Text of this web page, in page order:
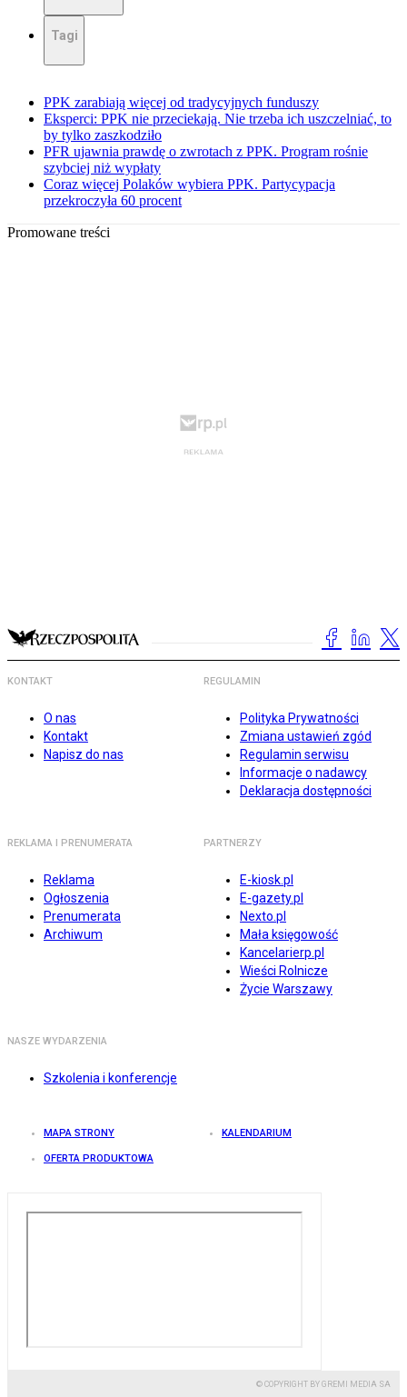
Tagi
PPK zarabiają więcej od tradycyjnych funduszy
Eksperci: PPK nie przeciekają. Nie trzeba ich uszczelniać, to
by tylko zaszkodziło
PFR ujawnia prawdę o zwrotach z PPK. Program rośnie
szybciej niż wypłaty
Coraz więcej Polaków wybiera PPK. Partycypacja
przekroczyła 60 procent
Promowane treści
KONTAKT
O nas
Kontakt
Napisz do nas
REGULAMIN
Polityka Prywatności
Zmiana ustawień zgód
Regulamin serwisu
Informacje o nadawcy
Deklaracja dostępności
REKLAMA I PRENUMERATA
Reklama
Ogłoszenia
Prenumerata
Archiwum
PARTNERZY
E-kiosk.pl
E-gazety.pl
Nexto.pl
Mała księgowość
Kancelarierp.pl
Wieści Rolnicze
Życie Warszawy
NASZE WYDARZENIA
Szkolenia i konferencje
MAPA STRONY KALENDARIUM
OFERTA PRODUKTOWA
© COPYRIGHT BY GREMI MEDIA SA